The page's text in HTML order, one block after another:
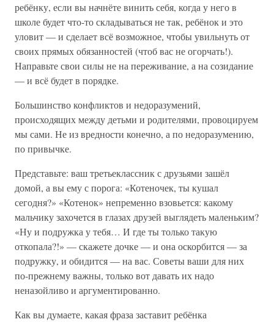
ребёнку, если вы начнёте винить себя, когда у него в
школе будет что-то складываться не так, ребёнок и это
уловит — и сделает всё возможное, чтобы увильнуть от
своих прямых обязанностей (чтоб вас не огорчать!).
Направьте свои силы не на переживание, а на созидание
— и всё будет в порядке.
Большинство конфликтов и недоразумений,
происходящих между детьми и родителями, провоцируем
мы сами. Не из вредности конечно, а по недоразумению,
по привычке.
Представьте: ваш третьеклассник с друзьями зашёл
домой, а вы ему с порога: «Котеночек, ты кушал
сегодня?» «Котенок» непременно взовьется: какому
мальчику захочется в глазах друзей выглядеть маленьким?
«Ну и подружка у тебя… И где ты только такую
откопала?!» — скажете дочке — и она оскорбится — за
подружку, и обидится — на вас. Советы ваши для них
по-прежнему важны, только вот давать их надо
неназойливо и аргументированно.
Как вы думаете, какая фраза заставит ребёнка